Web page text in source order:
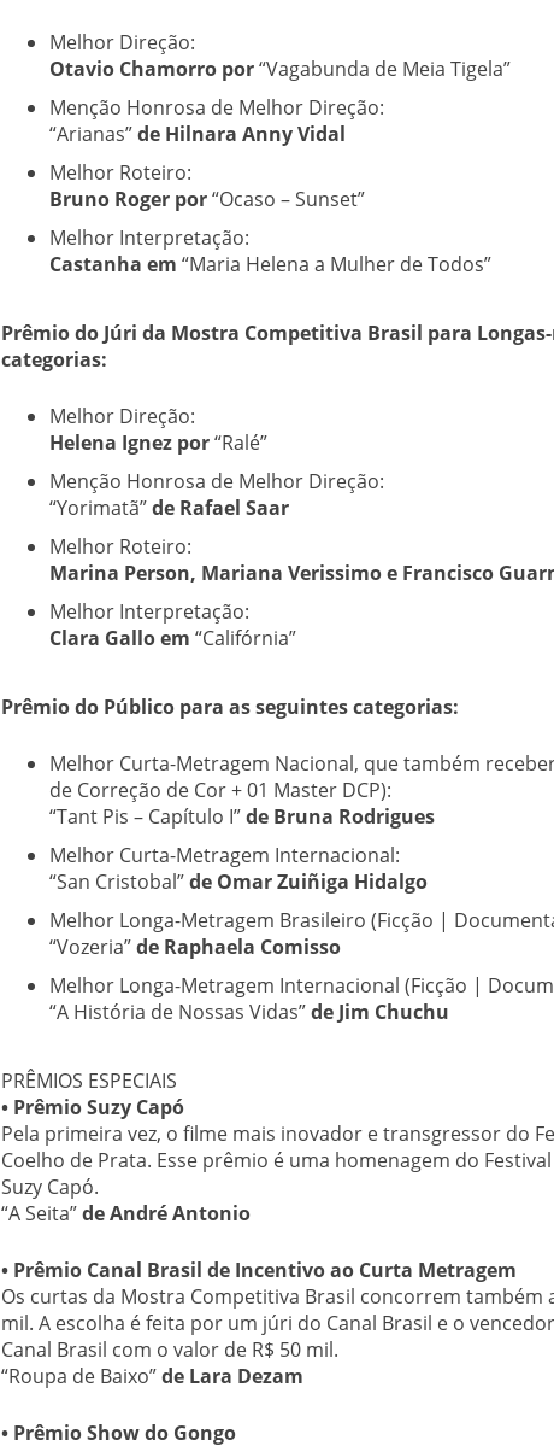
Melhor Direção:
Otavio Chamorro por“Vagabunda de Meia Tigela”
Menção Honrosa de Melhor Direção:
“Arianas”de Hilnara Anny Vidal
Melhor Roteiro:
Bruno Roger por“Ocaso – Sunset”
Melhor Interpretação:
Castanha em “Maria Helena a Mulher de Todos”
Prêmio do Júri da Mostra Competitiva Brasil para
categorias:
Melhor Direção:
Helena Ignez por“Ralé”
Menção Honrosa de Melhor Direção:
“Yorimatã”de Rafael Saar
Melhor Roteiro:
Marina Person, Mariana Verissimo e Francisco
Melhor Interpretação:
Clara Gallo em “Califórnia”
Prêmio do Público para as seguintes categorias:
Melhor Curta-Metragem Nacional, que também
de Correção de Cor + 01 Master DCP):
“Tant Pis – Capítulo I”de Bruna Rodrigues
Melhor Curta-Metragem Internacional:
“San Cristobal”de Omar Zuiñiga Hidalgo
Melhor Longa-Metragem Brasileiro (Ficção |
“Vozeria”de Raphaela Comisso
Melhor Longa-Metragem Internacional (Ficção |
“A História de Nossas Vidas”de Jim Chuchu
PRÊMIOS ESPECIAIS
• Prêmio Suzy Capó
Pela primeira vez, o filme mais inovador e transgressor do
Coelho de Prata. Esse prêmio é uma homenagem do
Suzy Capó.
“A Seita”de André Antonio
• Prêmio Canal Brasil de Incentivo ao Curta Metragem
Os curtas da Mostra Competitiva Brasil concorrem também
mil. A escolha é feita por um júri do Canal Brasil e o
Canal Brasil com o valor de R$ 50 mil.
“Roupa de Baixo”de Lara Dezam
• Prêmio Show do Gongo